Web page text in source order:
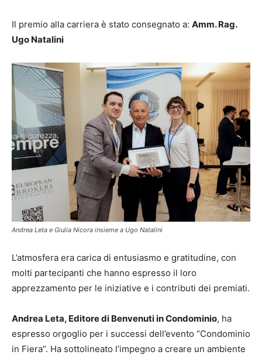
Il premio alla carriera è stato consegnato a: Amm. Rag.
Ugo Natalini
Andrea Leta e Giulia Nicora insieme a Ugo Natalini
L’atmosfera era carica di entusiasmo e gratitudine, con
molti partecipanti che hanno espresso il loro
apprezzamento per le iniziative e i contributi dei premiati.
Andrea Leta, Editore di Benvenuti in Condominio, ha
espresso orgoglio per i successi dell’evento “Condominio
in Fiera”. Ha sottolineato l’impegno a creare un ambiente